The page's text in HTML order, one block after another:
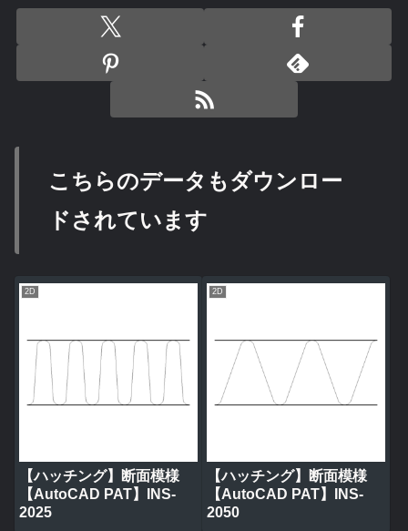
こちらのデータもダウンロー
ドされています
2D
【ハッチング】断面模様
【AutoCAD PAT】INS-
2025
2D
【ハッチング】断面模様
【AutoCAD PAT】INS-
2050